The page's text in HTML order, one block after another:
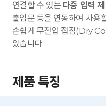
연결할 수 있는 다중 입력
출입문 등을 연동하여 사용
손쉽게 무전압 접점(Dry
있습니다.
제품 특징